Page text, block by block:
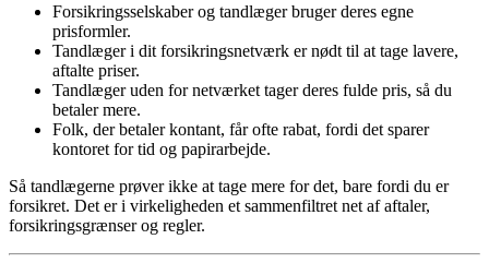
Forsikringsselskaber og tandlæger bruger deres egne
prisformler.
Tandlæger i dit forsikringsnetværk er nødt til at tage lavere,
aftalte priser.
Tandlæger uden for netværket tager deres fulde pris, så du
betaler mere.
Folk, der betaler kontant, får ofte rabat, fordi det sparer
kontoret for tid og papirarbejde.
Så tandlægerne prøver ikke at tage mere for det, bare fordi du er
forsikret. Det er i virkeligheden et sammenfiltret net af aftaler,
forsikringsgrænser og regler.